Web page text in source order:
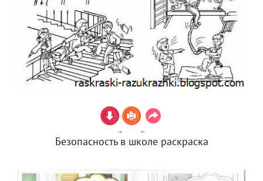
Безопасность в школе раскраска